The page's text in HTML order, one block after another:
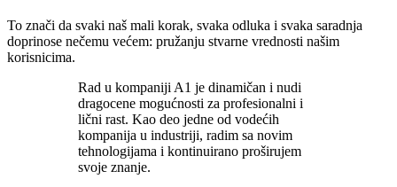
To znači da svaki naš mali korak, svaka odluka i svaka saradnja
doprinose nečemu većem: pružanju stvarne vrednosti našim
korisnicima.
Rad u kompaniji A1 je dinamičan i nudi
dragocene mogućnosti za profesionalni i
lični rast. Kao deo jedne od vodećih
kompanija u industriji, radim sa novim
tehnologijama i kontinuirano proširujem
svoje znanje.